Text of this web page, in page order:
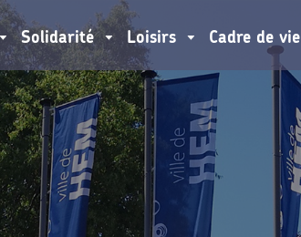
Solidarité Loisirs Cadre de vie